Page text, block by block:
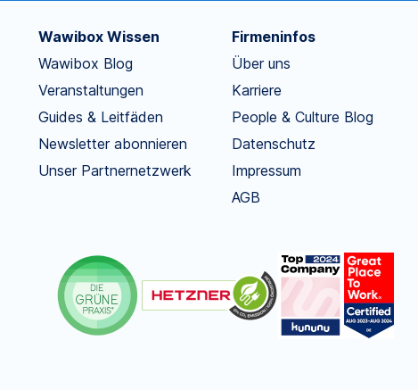
Wawibox Wissen
Wawibox Blog
Veranstaltungen
Guides & Leitfäden
Newsletter abonnieren
Unser Partnernetzwerk
Firmeninfos
Über uns
Karriere
People & Culture Blog
Datenschutz
Impressum
AGB